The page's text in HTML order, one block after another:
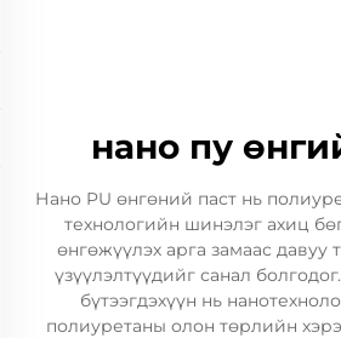
нано пу
Нано PU өнгөний паст нь
технологийн шинэлэг ахиц
өнгөжүүлэх арга замаас давуу
үзүүлэлтүүдийг санал
бүтээгдэхүүн нь
полиуретаны олон төрлийн